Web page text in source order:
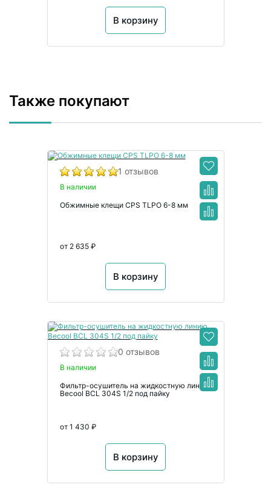
В корзину
Также покупают
1 отзывов
В наличии
Обжимные клещи CPS TLPO 6-8 мм
от 2 635 ₽
В корзину
0 отзывов
В наличии
Фильтр-осушитель на жидкостную линию
Becool BCL 304S 1/2 под пайку
от 1 430 ₽
В корзину